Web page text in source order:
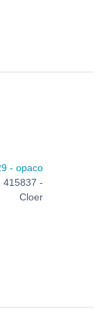
- opaco
415837 -
Cloer